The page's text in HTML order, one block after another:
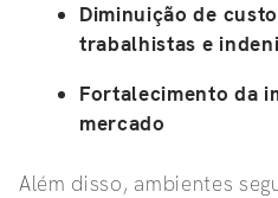
Diminuição de
trabalhistas e
Fortalecimento da
mercado
Além disso, ambientes